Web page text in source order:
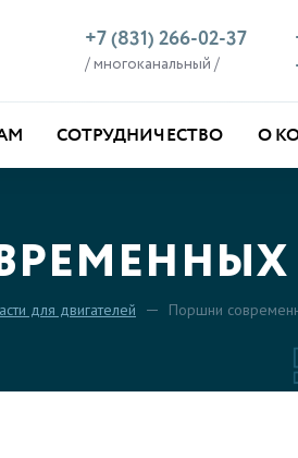
+7 (831) 266-02-37
/ многоканальный /
СОТРУДНИЧЕСТВО О
для двигателей Поршни